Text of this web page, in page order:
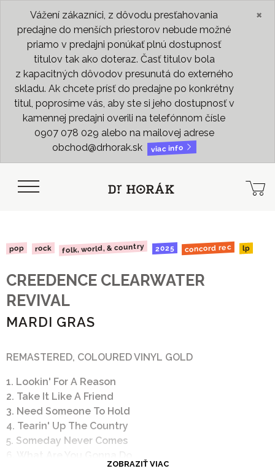
Vážení zákazníci, z dôvodu presťahovania
predajne do menších priestorov nebude možné
priamo v predajni ponúkať plnú dostupnosť
titulov tak ako doteraz. Časť titulov bola
z kapacitných dôvodov presunutá do externého
skladu. Ak chcete prísť do predajne po konkrétny
titul, poprosíme vás, aby ste si jeho dostupnosť v
kamennej predajni overili na telefónnom čísle
0907 078 029 alebo na mailovej adrese
obchod@drhorak.sk
viac info
×
pop rock folk, world, & country 2025 concord rec lp
CREEDENCE CLEARWATER
REVIVAL
MARDI GRAS
REMASTERED, COLOURED VINYL GOLD
1. Lookin' For A Reason
2. Take It Like A Friend
3. Need Someone To Hold
4. Tearin' Up The Country
5. Someday Never Comes
ZOBRAZIŤ VIAC